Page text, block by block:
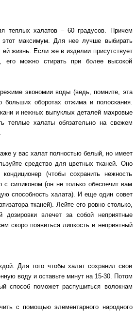
теплых халатов – 60 градусов. Причем
этот максимум. Для нее лучше выбирать
жизнь. Если же в изделии присутствует
его можно стирать при более высокой
экономии воды (ведь, помните, эта
больших оборотах отжима и полоскания.
и нежных выпуклых деталей махровые
теплые халаты обязательно на свежем
у вас халат полностью белый, но имеет
средство для цветных тканей. Оно
(чтобы сохранить нежность
силиконом (он не только обеспечит вам
способность халата). И еще один совет
тканей). Лейте его ровно столько,
дозировки влечет за собой неприятные
скоро появиться липкость и неприятный
Для того чтобы халат сохранил свои
воду и оставьте минут на 15-30. Потом
способ поможет распушиться волокнам
с помощью элементарного народного